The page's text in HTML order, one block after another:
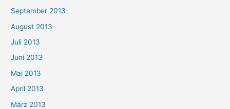
September 2013
August 2013
Juli 2013
Juni 2013
Mai 2013
April 2013
März 2013